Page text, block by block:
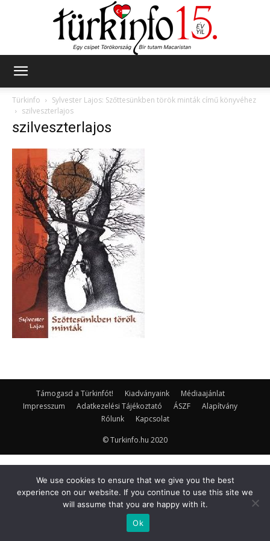
Türkinfo
Sylvester Lajos: Szőttesünkben török minták című könyvéhez
szilveszterlajos
szilveszterlajos
Támogasd a Türkinfót! Kiadványaink
Médiaajánlat
Impresszum
Adatkezelési Tájékoztató ÁSZF
Alapítvány
Rólunk
Kapcsolat
© Turkinfo.hu 2020
We use cookies to ensure that we give you the best
experience on our website. If you continue to use this site we
will assume that you are happy with it.
Ok